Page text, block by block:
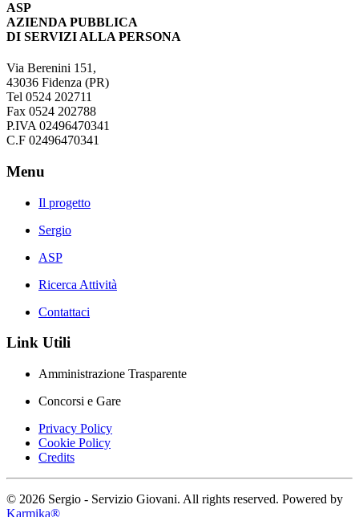
ASP
AZIENDA PUBBLICA
DI SERVIZI ALLA PERSONA
Via Berenini 151,
43036 Fidenza (PR)
Tel 0524 202711
Fax 0524 202788
P.IVA 02496470341
C.F 02496470341
Menu
Il progetto
Sergio
ASP
Ricerca Attività
Contattaci
Link Utili
Amministrazione Trasparente
Concorsi e Gare
Privacy Policy
Cookie Policy
Credits
© 2026 Sergio - Servizio Giovani. All rights reserved. Powered by
Karmika®